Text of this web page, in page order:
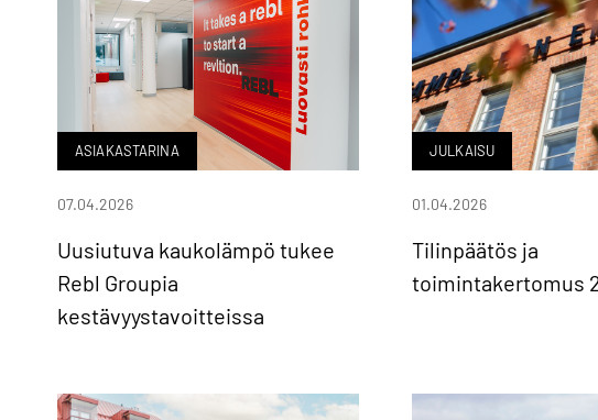
ASIAKASTARINA
Uusiutuva kaukolämpö tukee
Rebl Groupia
kestävyystavoitteissa
07.04.2026
JULKAISU
Tilinpäätös ja
toimintakertomus
01.04.2026